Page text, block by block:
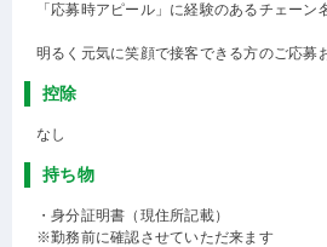
「応募時アピール」に経験のあるチェー
明るく元気に笑顔で接客できる方のご応募
控除
なし
持ち物
・身分証明書（現住所記載）
※勤務前に確認させていただ来ます